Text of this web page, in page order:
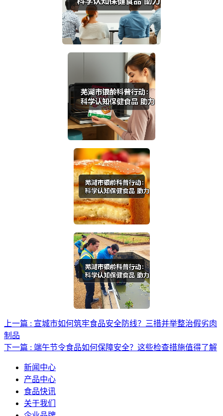
上一篇 : 宣城市如何筑牢食品安全防线？三措并举整治假劣肉
制品
下一篇 : 端午节令食品如何保障安全？这些检查措施值得了解
新闻中心
产品中心
食品快讯
关于我们